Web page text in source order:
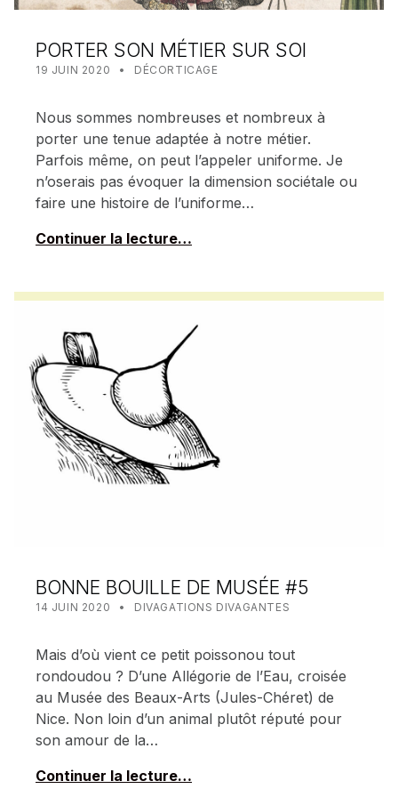
PORTER SON MÉTIER SUR SOI
19 JUIN 2020 WRITTEN BY:
MEALIN
CATEGORIZED IN:
DÉCORTICAGE
Nous sommes nombreuses et nombreux à
porter une tenue adaptée à notre métier.
Parfois même, on peut l’appeler uniforme. Je
n’oserais pas évoquer la dimension sociétale ou
faire une histoire de l’uniforme…
Continuer la lecture…
BONNE BOUILLE DE MUSÉE #5
14 JUIN 2020 WRITTEN BY:
MEALIN
CATEGORIZED IN:
DIVAGATIONS DIVAGANTES
Mais d’où vient ce petit poissonou tout
rondoudou ? D’une Allégorie de l’Eau, croisée
au Musée des Beaux-Arts (Jules-Chéret) de
Nice. Non loin d’un animal plutôt réputé pour
son amour de la…
Continuer la lecture…